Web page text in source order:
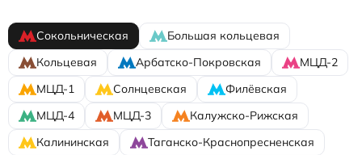
Сокольническая
Большая кольцевая
Кольцевая
Арбатско-Покровская
МЦД-2
МЦД-1
Солнцевская
Филёвская
МЦД-4
МЦД-3
Калужско-Рижская
Калининская
Таганско-Краснопресненская